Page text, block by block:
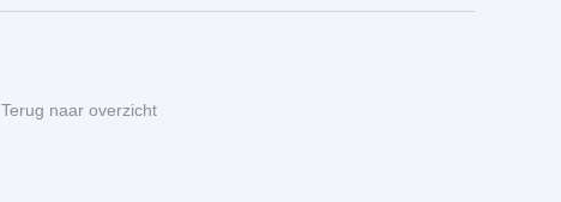
Terug naar overzicht